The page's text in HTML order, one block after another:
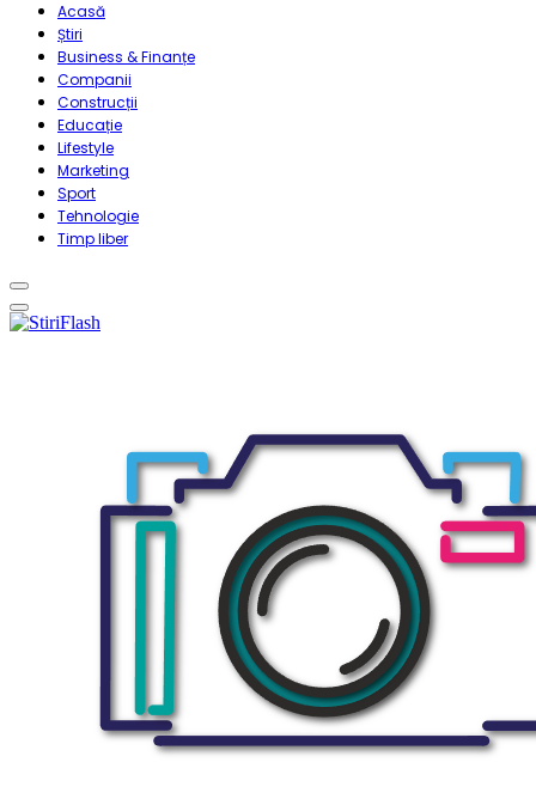
Acasă
Știri
Business & Finanțe
Companii
Construcții
Educație
Lifestyle
Marketing
Sport
Tehnologie
Timp liber